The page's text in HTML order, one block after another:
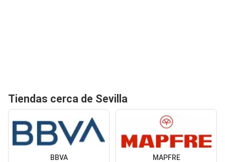
Tiendas cerca de Sevilla
BBVA MAPFRE